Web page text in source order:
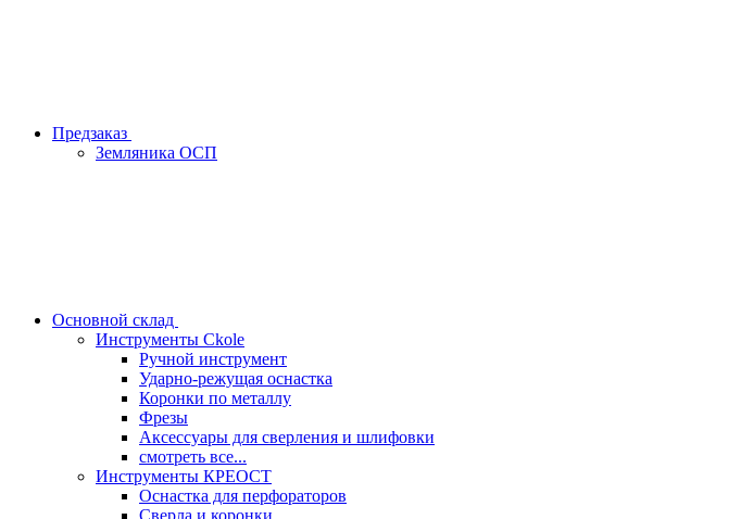
Предзаказ
Земляника ОСП
Основной склад
Инструменты Ckole
Ручной инструмент
Ударно‑режущая оснастка
Коронки по металлу
Фрезы
Аксессуары для сверления и шлифовки
смотреть все...
Инструменты КРЕОСТ
Оснастка для перфораторов
Сверла и коронки